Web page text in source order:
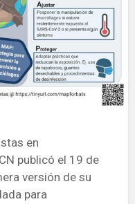
en
publicó el 19 de
versión de su
para